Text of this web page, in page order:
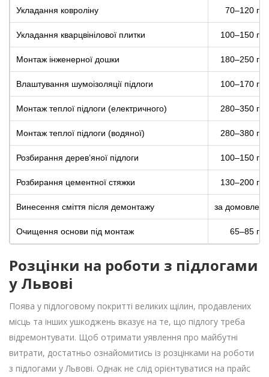
Укладання ковроліну 70–120
Укладання кварцвінілової плитки 100–150
Монтаж інженерної дошки 180–250
Влаштування шумоізоляції підлоги 100–170
Монтаж теплої підлоги (електричного) 280–350
Монтаж теплої підлоги (водяної) 280–380
Розбирання дерев’яної підлоги 100–150
Розбирання цементної стяжки 130–200
Винесення сміття після демонтажу за
Очищення основи під монтаж 65–85
Розцінки на роботи з підлогами
у Львові
Поява у підлоговому покритті великих щілин, продавлених
місць та інших ушкоджень вказує на те, що підлогу треба
відремонтувати. Щоб отримати уявлення про майбутні
витрати, достатньо ознайомитись із розцінками на роботи
з підлогами у Львові. Однак не слід орієнтуватися на прайс